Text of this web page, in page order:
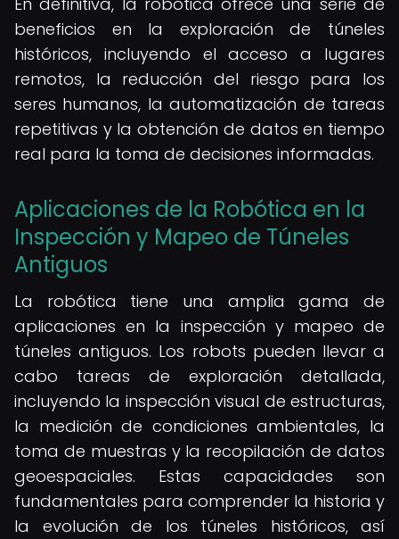
beneficios en la exploración de túneles
históricos, incluyendo el acceso a lugares
remotos, la reducción del riesgo para los
seres humanos, la automatización de tareas
repetitivas y la obtención de datos en tiempo
real para la toma de decisiones informadas.
Aplicaciones de la Robótica en la
Inspección y Mapeo de Túneles
Antiguos
La robótica tiene una amplia gama de
aplicaciones en la inspección y mapeo de
túneles antiguos. Los robots pueden llevar a
cabo tareas de exploración detallada,
incluyendo la inspección visual de estructuras,
la medición de condiciones ambientales, la
toma de muestras y la recopilación de datos
geoespaciales. Estas capacidades son
fundamentales para comprender la historia y
la evolución de los túneles históricos, así